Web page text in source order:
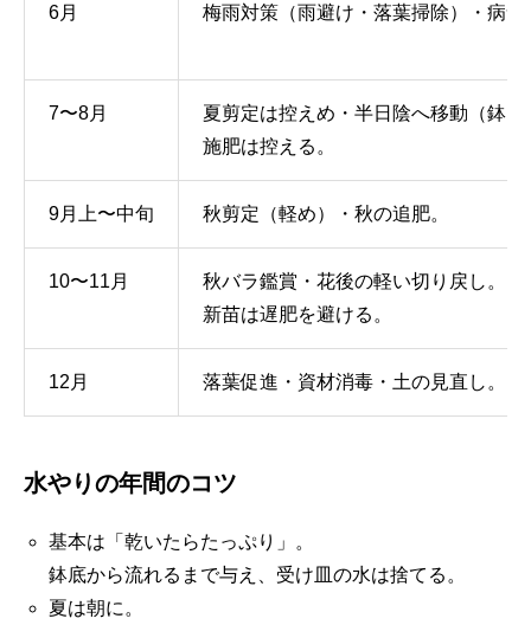
6月 梅雨対策（雨避け・落葉掃除）・病気
7〜8月
夏剪定は控えめ・半日陰へ移動（鉢
施肥は控える。
9月上〜中旬 秋剪定（軽め）・秋の追肥。
10〜11月
秋バラ鑑賞・花後の軽い切り戻し。
新苗は遅肥を避ける。
12月 落葉促進・資材消毒・土の見直し。
水やりの年間のコツ
基本は「乾いたらたっぷり」。
鉢底から流れるまで与え、受け皿の水は捨てる。
夏は朝に。